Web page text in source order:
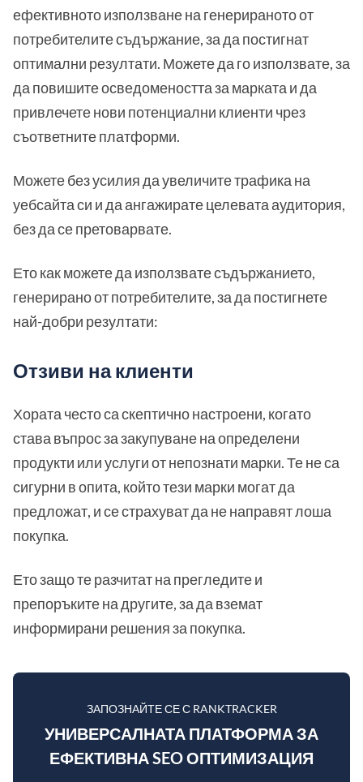
ефективното използване на генерираното от
потребителите съдържание, за да постигнат
оптимални резултати. Можете да го използвате, за
да повишите осведомеността за марката и да
привлечете нови потенциални клиенти чрез
съответните платформи.
Можете без усилия да увеличите трафика на
уебсайта си и да ангажирате целевата аудитория,
без да се претоварвате.
Ето как можете да използвате съдържанието,
генерирано от потребителите, за да постигнете
най-добри резултати:
Отзиви на клиенти
Хората често са скептично настроени, когато
става въпрос за закупуване на определени
продукти или услуги от непознати марки. Те не са
сигурни в опита, който тези марки могат да
предложат, и се страхуват да не направят лоша
покупка.
Ето защо те разчитат на прегледите и
препоръките на другите, за да вземат
информирани решения за покупка.
ЗАПОЗНАЙТЕ СЕ С RANKTRACKER
УНИВЕРСАЛНАТА ПЛАТФОРМА ЗА
ЕФЕКТИВНА SEO ОПТИМИЗАЦИЯ